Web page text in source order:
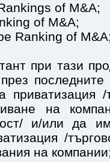
of M&A;
of M&A;
Ranking of
при тази
/
на
и/или да
/
на